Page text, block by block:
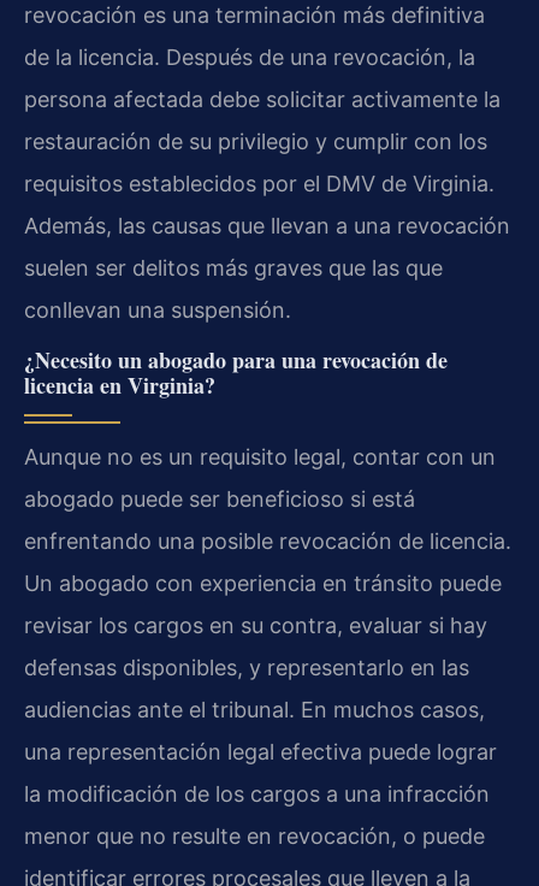
revocación es una terminación más definitiva
de la licencia. Después de una revocación, la
persona afectada debe solicitar activamente la
restauración de su privilegio y cumplir con los
requisitos establecidos por el DMV de Virginia.
Además, las causas que llevan a una revocación
suelen ser delitos más graves que las que
conllevan una suspensión.
¿Necesito un abogado para una revocación de
licencia en Virginia?
Aunque no es un requisito legal, contar con un
abogado puede ser beneficioso si está
enfrentando una posible revocación de licencia.
Un abogado con experiencia en tránsito puede
revisar los cargos en su contra, evaluar si hay
defensas disponibles, y representarlo en las
audiencias ante el tribunal. En muchos casos,
una representación legal efectiva puede lograr
la modificación de los cargos a una infracción
menor que no resulte en revocación, o puede
identificar errores procesales que lleven a la